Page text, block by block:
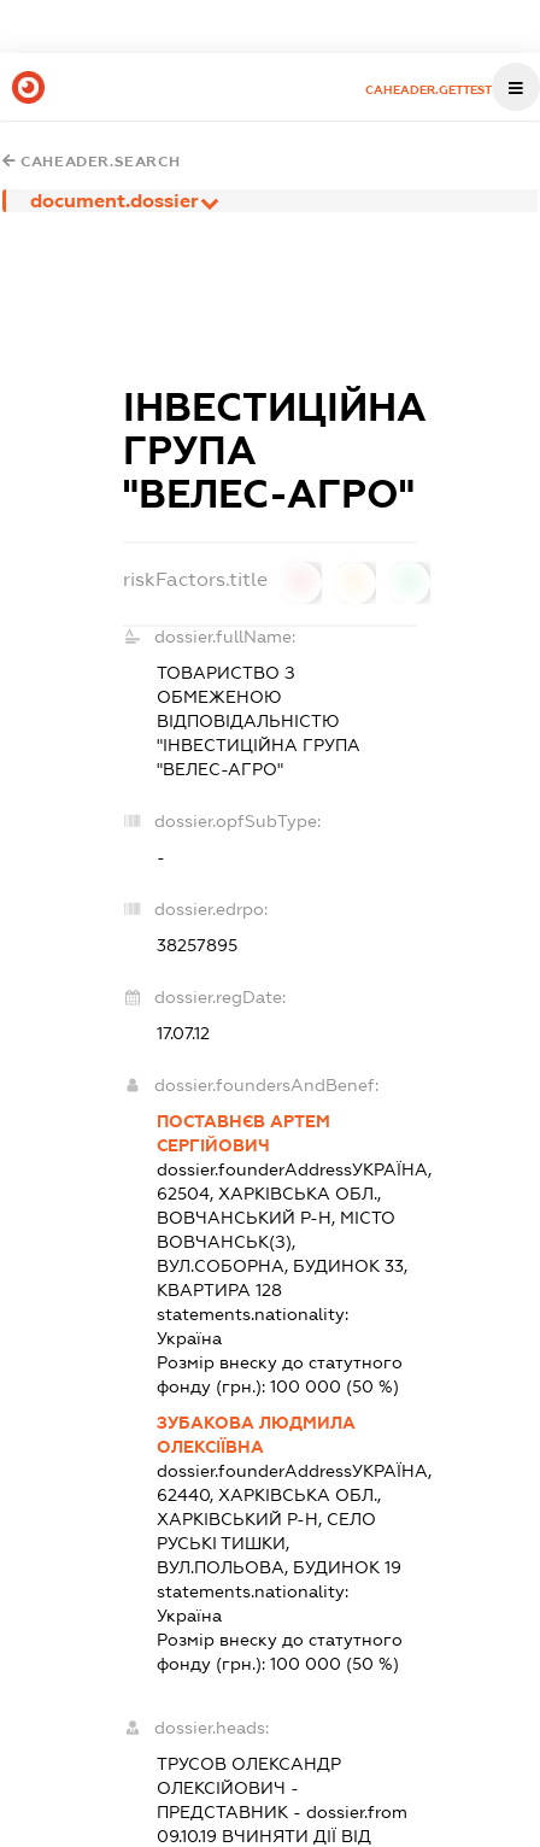
CAHEADER.GETTEST
CAHEADER.SEARCH
document.dossier
ІНВЕСТИЦІЙНА
ГРУПА
"ВЕЛЕС-АГРО"
riskFactors.title
dossier.fullName:
ТОВАРИСТВО З
ОБМЕЖЕНОЮ
ВІДПОВІДАЛЬНІСТЮ
"ІНВЕСТИЦІЙНА ГРУПА
"ВЕЛЕС-АГРО"
dossier.opfSubType:
-
dossier.edrpo:
38257895
dossier.regDate:
17.07.12
dossier.foundersAndBenef:
ПОСТАВНЄВ АРТЕМ
СЕРГІЙОВИЧ
dossier.founderAddressУКРАЇНА,
62504, ХАРКІВСЬКА ОБЛ.,
ВОВЧАНСЬКИЙ Р-Н, МІСТО
ВОВЧАНСЬК(З),
ВУЛ.СОБОРНА, БУДИНОК 33,
КВАРТИРА 128
statements.nationality:
Україна
Розмір внеску до статутного
фонду (грн.):100 000 (50 %)
ЗУБАКОВА ЛЮДМИЛА
ОЛЕКСІЇВНА
dossier.founderAddressУКРАЇНА,
62440, ХАРКІВСЬКА ОБЛ.,
ХАРКІВСЬКИЙ Р-Н, СЕЛО
РУСЬКІ ТИШКИ,
ВУЛ.ПОЛЬОВА, БУДИНОК 19
statements.nationality:
Україна
Розмір внеску до статутного
фонду (грн.):100 000 (50 %)
dossier.heads:
ТРУСОВ ОЛЕКСАНДР
ОЛЕКСІЙОВИЧ -
ПРЕДСТАВНИК - dossier.from
09.10.19 ВЧИНЯТИ ДІЇ ВІД